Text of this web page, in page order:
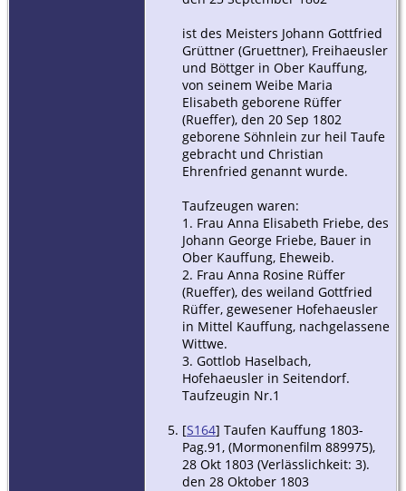
ist des Meisters Johann Gottfried
Grüttner (Gruettner), Freihaeusler
und Böttger in Ober Kauffung,
von seinem Weibe Maria
Elisabeth geborene Rüffer
(Rueffer), den 20 Sep 1802
geborene Söhnlein zur heil Taufe
gebracht und Christian
Ehrenfried genannt wurde.
Taufzeugen waren:
1. Frau Anna Elisabeth Friebe, des
Johann George Friebe, Bauer in
Ober Kauffung, Eheweib.
2. Frau Anna Rosine Rüffer
(Rueffer), des weiland Gottfried
Rüffer, gewesener Hofehaeusler
in Mittel Kauffung, nachgelassene
Wittwe.
3. Gottlob Haselbach,
Hofehaeusler in Seitendorf.
Taufzeugin Nr.1
[S164] Taufen Kauffung 1803-
Pag.91, (Mormonenfilm 889975),
28 Okt 1803 (Verlässlichkeit: 3).
den 28 Oktober 1803